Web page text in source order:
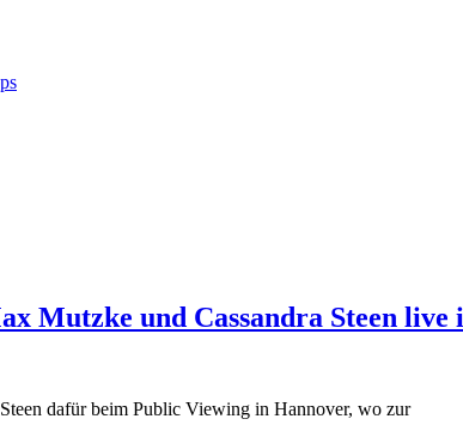
Mutzke und Cassandra Steen live
dafür beim Public Viewing in Hannover, wo zur